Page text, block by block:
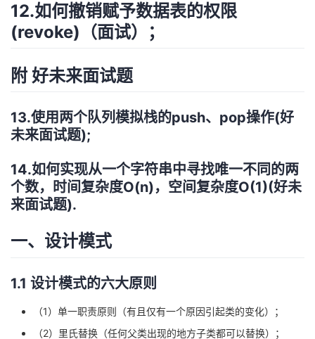
12.如何撤销赋予数据表的权限
(revoke)（面试）；
附 好未来面试题
13.使用两个队列模拟栈的push、pop操作(好
未来面试题);
14.如何实现从一个字符串中寻找唯一不同的两
个数，时间复杂度O(n)，空间复杂度O(1)(好未
来面试题).
一、设计模式
1.1 设计模式的六大原则
（1）单一职责原则（有且仅有一个原因引起类的变化）；
（2）里氏替换（任何父类出现的地方子类都可以替换）；